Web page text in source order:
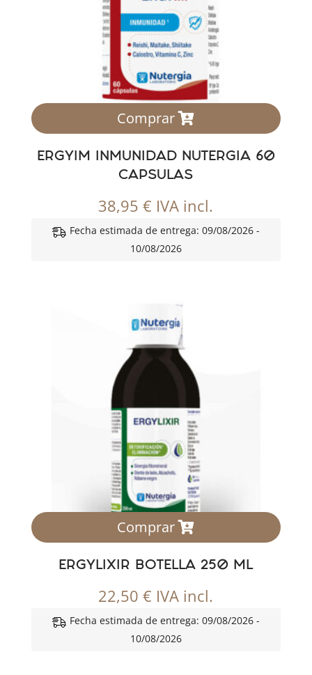
Comprar
ERGYIM INMUNIDAD NUTERGIA 60
CAPSULAS
38,95€ IVA incl.
Fecha estimada de entrega: 09/08/2026 -
10/08/2026
Comprar
ERGYLIXIR BOTELLA 250 ML
22,50€ IVA incl.
Fecha estimada de entrega: 09/08/2026 -
10/08/2026